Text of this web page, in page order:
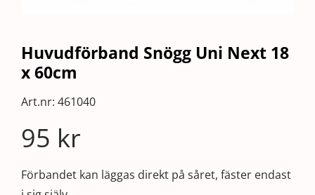
Huvudförband Snögg Uni Next 18
x 60cm
Art.nr: 461040
95 kr
Förbandet kan läggas direkt på såret, fäster endast